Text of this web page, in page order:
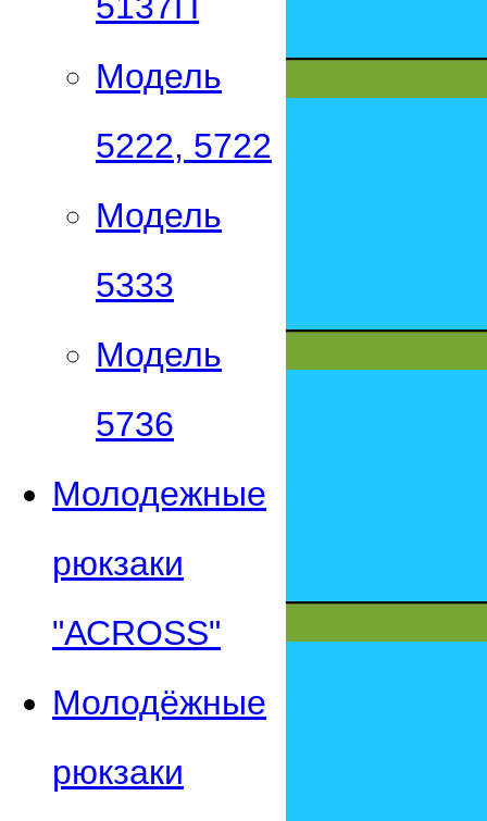
Модель
5222, 5722
Модель
5333
Модель
5736
Молодежные
рюкзаки
"АСROSS"
Молодёжные
рюкзаки